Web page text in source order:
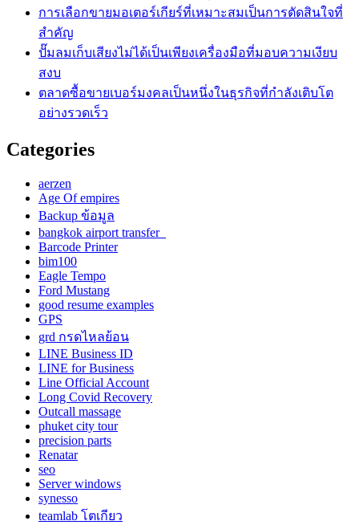
การเลือกขายมอเตอร์เกียร์ที่เหมาะสมเป็นการตัดสินใจที่
สำคัญ
ปั๊มลมเก็บเสียงไม่ได้เป็นเพียงเครื่องมือที่มอบความเงียบ
สงบ
ตลาดซื้อขายเบอร์มงคลเป็นหนึ่งในธุรกิจที่กำลังเติบโต
อย่างรวดเร็ว
Categories
aerzen
Age Of empires
Backup ข้อมูล
bangkok airport transfer
Barcode Printer
bim100
Eagle Tempo
Ford Mustang
good resume examples
GPS
grd กรดไหลย้อน
LINE Business ID
LINE for Business
Line Official Account
Long Covid Recovery
Outcall massage
phuket city tour
precision parts
Renatar
seo
Server windows
synesso
teamlab โตเกียว